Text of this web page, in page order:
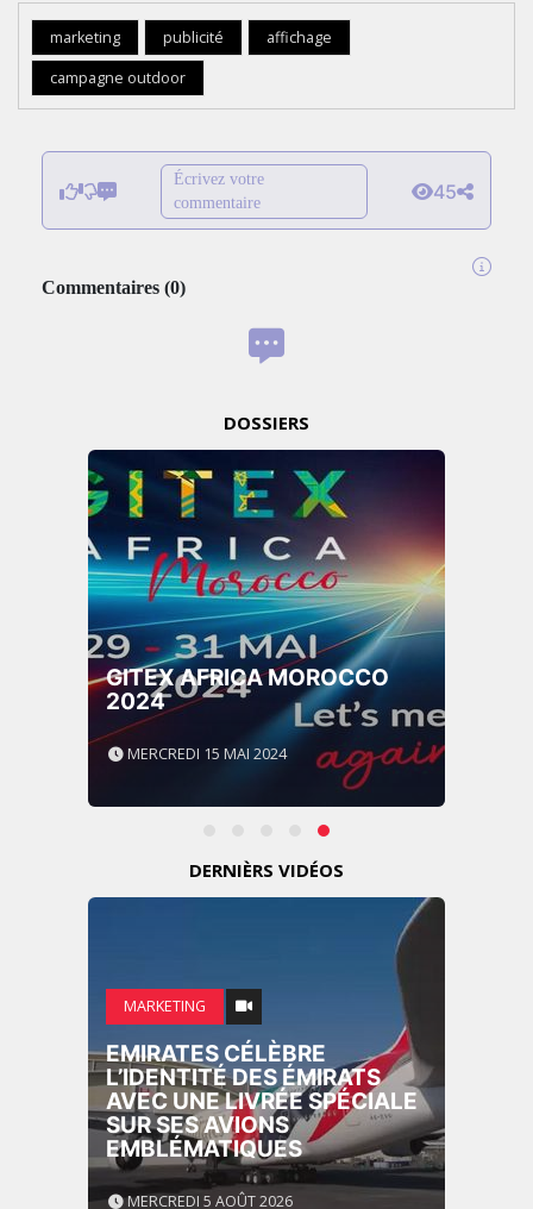
marketing publicité
affichage
campagne outdoor
Écrivez votre
commentaire
45
Commentaires (0)
DOSSIERS
GITEX AFRICA MOROCCO
2024
MERCREDI 15 MAI 2024
DERNIÈRS VIDÉOS
MARKETING
EMIRATES CÉLÈBRE
L’IDENTITÉ DES ÉMIRATS
AVEC UNE LIVRÉE SPÉCIALE
SUR SES AVIONS
EMBLÉMATIQUES
MERCREDI 5 AOÛT 2026